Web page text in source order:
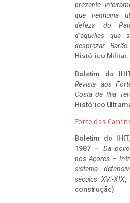
prezente
que nenhuma
defeza do
d’aquelles que
desprezar.
Histórico Militar.
Boletim do
Revista aos
Costa da Ilha
Histórico
Forte das
Boletim do
1987 – Da
nos Açores –
sistema
séculos XVI-XIX,
construção)